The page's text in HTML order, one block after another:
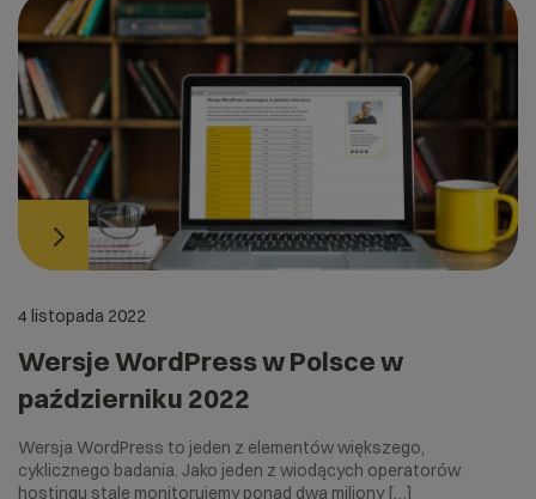
4 listopada 2022
Wersje WordPress w Polsce w
październiku 2022
Wersja WordPress to jeden z elementów większego,
cyklicznego badania. Jako jeden z wiodących operatorów
hostingu stale monitorujemy ponad dwa miliony […]